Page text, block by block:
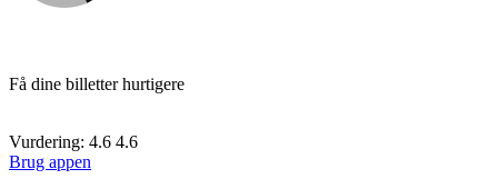
Få dine billetter hurtigere
Vurdering: 4.6 4.6
Brug appen